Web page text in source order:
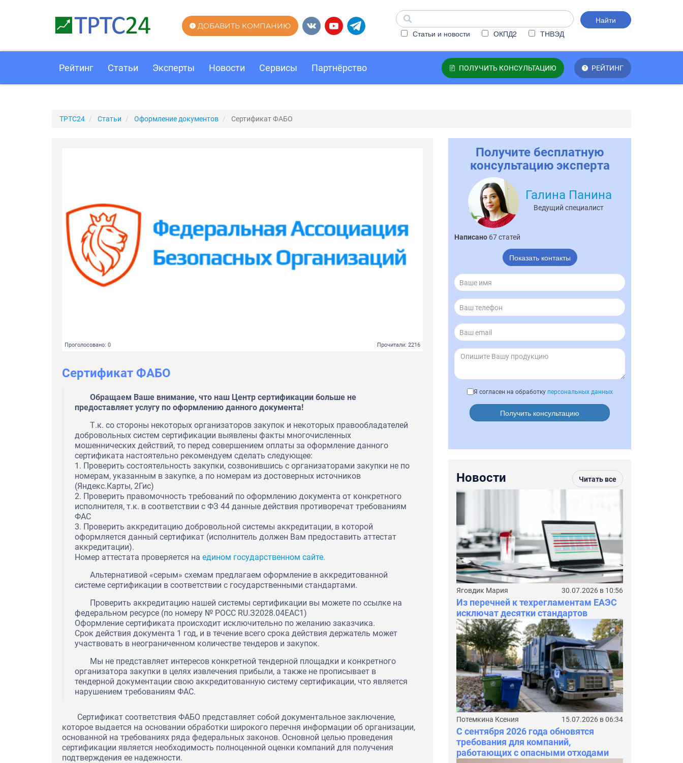
Найти
Статьи и новости
ОКПД2 ТНВЭД
ДОБАВИТЬ КОМПАНИЮ
ПОЛУЧИТЬ КОНСУЛЬТАЦИЮ РЕЙТИНГ
Рейтинг Статьи Эксперты Новости Сервисы Партнёрство
ТРТС24 Статьи Оформление документов Сертификат ФАБО
Проголосовано: 0 Прочитали: 2216
Сертификат ФАБО
Обращаем Ваше внимание, что наш Центр сертификации больше не
предоставляет услугу по оформлению данного документа!
Т.к. со стороны некоторых организаторов закупок и некоторых правообладателей
добровольных систем сертификации выявлены факты многочисленных
мошеннических действий, то перед совершением оплаты за оформление данного
сертификата настоятельно рекомендуем сделать следующее:
1. Проверить состоятельность закупки, созвонившись с организаторами закупки не по
номерам, указанным в закупке, а по номерам из достоверных источников
(Яндекс.Карты, 2Гис)
2. Проверить правомочность требований по оформлению документа от конкретного
исполнителя, т.к. в соответствии с ФЗ 44 данные действия противоречат требованиям
ФАС
3. Проверить аккредитацию добровольной системы аккредитации, в которой
оформляется данный сертификат (исполнитель должен Вам предоставить аттестат
аккредитации).
Номер аттестата проверяется на едином государственном сайте.
Альтернативой «серым» схемам предлагаем оформление в аккредитованной
системе сертификации в соответствии с государственными стандартами.
Проверить аккредитацию нашей системы сертификации вы можете по ссылке на
федеральном ресурсе (по номеру № РОСС RU.З2028.04ЕАС1)
Оформление сертификата происходит исключительно по желанию заказчика.
Срок действия документа 1 год, и в течение всего срока действия держатель может
участвовать в неограниченном количестве тендеров и закупок.
Мы не представляет интересов конкретной тендерной площадки и конкретного
организатора закупки в целях извлечения прибыли, а также не прописывает в
тендерной документации свою аккредитованную систему сертификации, что является
нарушением требованиям ФАС.
Сертификат соответствия ФАБО представляет собой документальное заключение,
которое выдается на основании обработки широкого перечня информации об организации,
основанной на требованиях ряда федеральных законов. Основной целью проведения
сертификации является необходимость полноценной оценки компаний для получения
подтверждения ее надежности.
Получите бесплатную
консультацию эксперта
Галина Панина
Ведущий специалист
Написано 67 статей
Показать контакты
Я согласен на обработку персональных данных
Получить консультацию
Новости Читать все
Яговдик Мария 30.07.2026 в 10:56
Из перечней к техрегламентам ЕАЭС
исключат десятки стандартов
Потемкина Ксения 15.07.2026 в 06:34
С сентября 2026 года обновятся
требования для компаний,
работающих с опасными отходами